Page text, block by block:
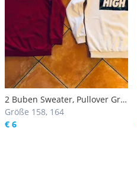
2 Buben Sweater, Pullover Gr
158/164 (Primark, New Yorker)
Größe 158, 164
€ 6